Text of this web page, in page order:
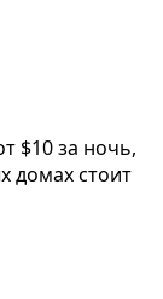
$10 за ночь,
домах стоит